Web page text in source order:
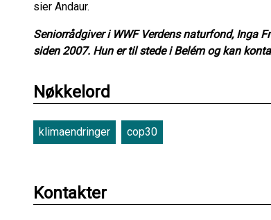
sier Andaur.
Seniorrådgiver i WWF Verdens naturfond, Inga
siden 2007. Hun er til stede i Belém og kan
Nøkkelord
klimaendringer cop30
Kontakter